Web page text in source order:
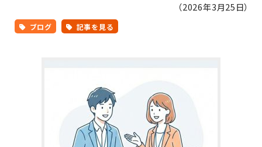
（2026年3月25日）
ブログ 記事を見る